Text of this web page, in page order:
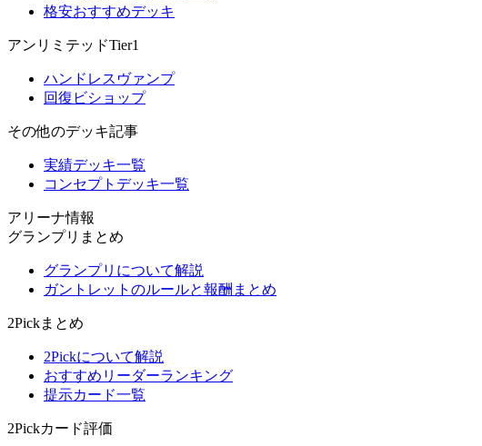
格安おすすめデッキ
アンリミテッドTier1
ハンドレスヴァンプ
回復ビショップ
その他のデッキ記事
実績デッキ一覧
コンセプトデッキ一覧
アリーナ情報
グランプリまとめ
グランプリについて解説
ガントレットのルールと報酬まとめ
2Pickまとめ
2Pickについて解説
おすすめリーダーランキング
提示カード一覧
2Pickカード評価